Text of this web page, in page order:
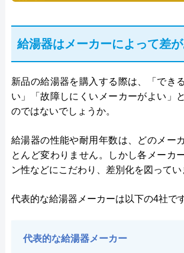
給湯器はメーカーによって差が
新品の給湯器を購入する際は、「でき
い」「故障しにくいメーカーがよい」
のではないでしょうか。
給湯器の性能や耐用年数は、どのメー
とんど変わりません。しかし各メーカ
ン性などにこだわり、差別化を図ってい
代表的な給湯器メーカーは以下の4社です
代表的な給湯器メーカー